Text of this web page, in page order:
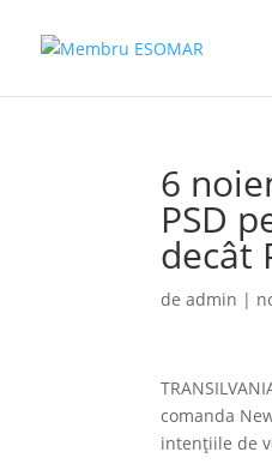
6
PSD
decât
deadmin |
comanda
intenţiile de